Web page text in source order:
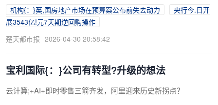
机构{：}英,国房地产市场在预算案公布前失去动力
央行今.日开
展3543亿!元7天期逆回购操作
楚天都市报 2026-04-30 20:58:42
宝利国际{：}公司有转型?升级的想法
云计算;+AI+即时零售三箭齐发，阿里迎来历史新拐点？